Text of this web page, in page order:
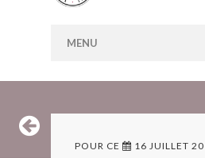
MENU
POUR CE 16 JUILLET